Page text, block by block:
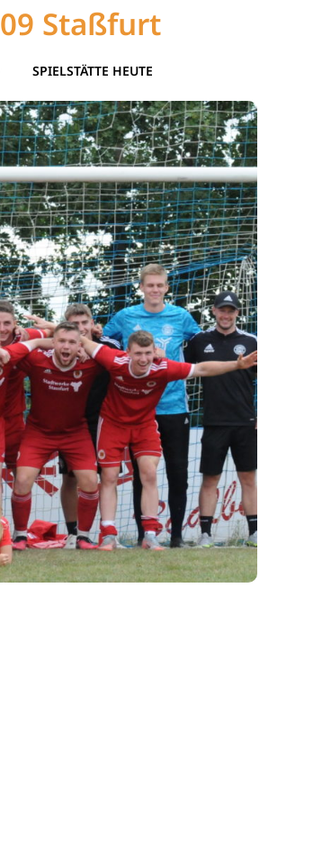
Staßfurt
SPIELSTÄTTE HEUTE